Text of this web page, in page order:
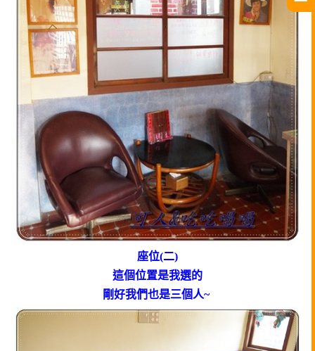
座位(二)
這個位置是我選的
剛好我們也是三個人~